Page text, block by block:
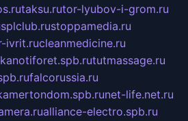
taksu.rutor-lyubov-i-grom.ru
splclub.rustoppamedia.ru
ivrit.rucleanmedicine.ru
kanotiforet.spb.rututmassage.ru
falcorussia.ru
net-life.net.ru
alliance-electro.spb.ru